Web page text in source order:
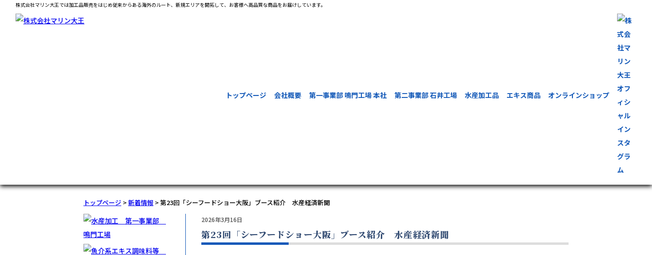
株式会社マリン大王では加工品販売をはじめ従来からある海外のルート、新規エリアを開拓して、お客様へ高品質な商品をお届けしています。
トップページ 会社概要 第一事業部 鳴門工場 本社 第二事業部 石井工場 水産加工品 エキス商品 オンラインショップ
トップページ >新着情報 > 第23回「シーフードショー大阪」ブース紹介 水産経済新聞
2026年3月16日
第23回「シーフードショー大阪」ブース紹介 水産経済新聞